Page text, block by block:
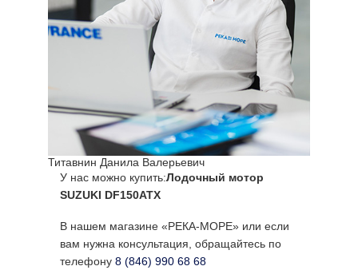
Титавнин Данила Валерьевич
У нас можно купить:Лодочный мотор
SUZUKI DF150ATX
В нашем магазине «РЕКА-МОРЕ» или если
вам нужна консультация, обращайтесь по
телефону 8 (846) 990 68 68